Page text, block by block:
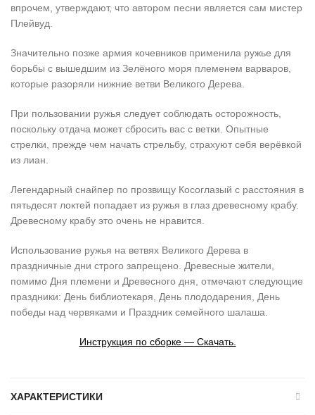
впрочем, утверждают, что автором песни является сам мистер
Плейвуд.
Значительно позже армия кочевников применила ружье для
борьбы с вышедшим из Зелёного моря племенем варваров,
которые разоряли нижние ветви Великого Дерева.
При пользовании ружья следует соблюдать осторожность,
поскольку отдача может сбросить вас с ветки. Опытные
стрелки, прежде чем начать стрельбу, страхуют себя верёвкой
из лиан.
Легендарный снайпер по прозвищу Косоглазый с расстояния в
пятьдесят локтей попадает из ружья в глаз древесному крабу.
Древесному крабу это очень не нравится.
Использование ружья на ветвях Великого Дерева в
праздничные дни строго запрещено. Древесные жители,
помимо Дня племени и Древесного дня, отмечают следующие
праздники: День библиотекаря, День плододарения, День
победы над червяками и Праздник семейного шалаша.
Инструкция по сборке —Скачать.
ХАРАКТЕРИСТИКИ